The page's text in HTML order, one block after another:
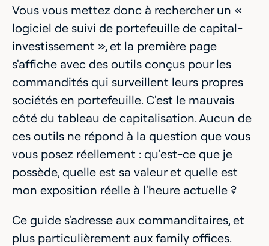
Vous vous mettez donc à rechercher un «
logiciel de suivi de portefeuille de capital-
investissement », et la première page
s'affiche avec des outils conçus pour les
commandités qui surveillent leurs propres
sociétés en portefeuille. C'est le mauvais
côté du tableau de capitalisation. Aucun de
ces outils ne répond à la question que vous
vous posez réellement : qu'est-ce que je
possède, quelle est sa valeur et quelle est
mon exposition réelle à l'heure actuelle ?
Ce guide s'adresse aux commanditaires, et
plus particulièrement aux family offices.